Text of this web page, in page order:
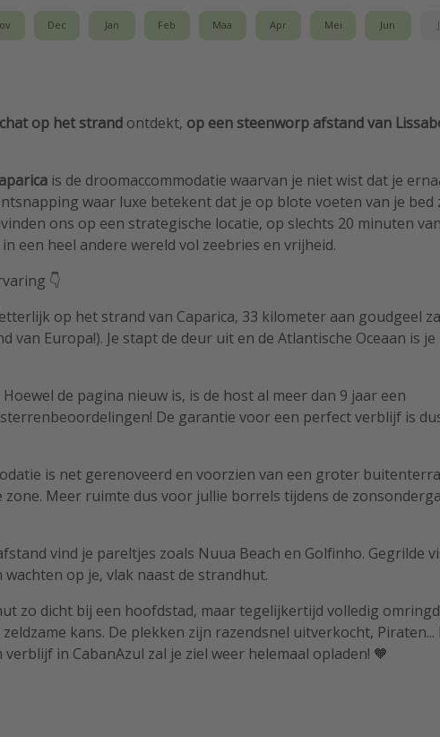
Dec Jan Feb Maa Apr Mei Jun
op het strand ontdekt, op een steenworp afstand van
is de droomaccommodatie waarvan je niet wist dat je
waar luxe betekent dat je op blote voeten van je bed
ons op een strategische locatie, op slechts 20 minuten
een heel andere wereld vol zeebries en vrijheid.
👇
op het strand van Caparica, 33 kilometer aan goudgeel
van Europa!). Je stapt de deur uit en de Atlantische Oceaan is je
Hoewel de pagina nieuw is, is de host al meer dan 9 jaar een
De garantie voor een perfect verblijf is
is net gerenoveerd en voorzien van een groter
zone. Meer ruimte dus voor jullie borrels tijdens de
vind je pareltjes zoals Nuua Beach en Golfinho. Gegrilde
op je, vlak naast de strandhut.
zo dicht bij een hoofdstad, maar tegelijkertijd volledig omringd
kans. De plekken zijn razendsnel uitverkocht, Piraten...
in CabanAzul zal je ziel weer helemaal opladen! 🧡